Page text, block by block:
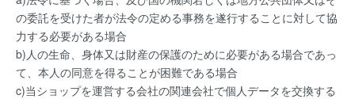
の委託を受けた者が法令の定める事務を遂行することに対して協
力する必要がある場合
b)人の生命、身体又は財産の保護のために必要がある場合であっ
て、本人の同意を得ることが困難である場合
c)当ショップを運営する会社の関連会社で個人データを交換する